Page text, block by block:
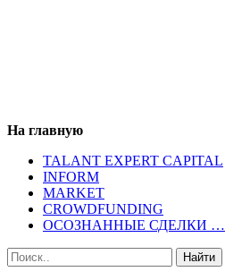
На главную
TALANT EXPERT CAPITAL
INFORM
MARKET
CROWDFUNDING
ОСОЗНАННЫЕ СДЕЛКИ …